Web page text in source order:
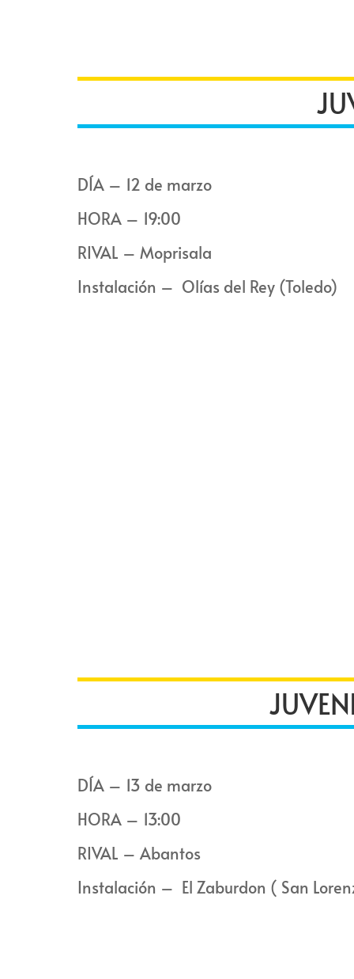
DÍA – 12 de marzo
HORA – 19:00
RIVAL – Moprisala
Instalación – Olías del Rey (Toledo)
DÍA – 13 de marzo
HORA – 13:00
RIVAL – Abantos
Instalación – El Zaburdon ( San